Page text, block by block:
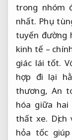
trong nhóm
nhất. Phụ
tuyến đường
kinh tế –
giác lái tốt.
hợp đi lại
thương, An
hóa giữa
thất xe.
hỏa tốc